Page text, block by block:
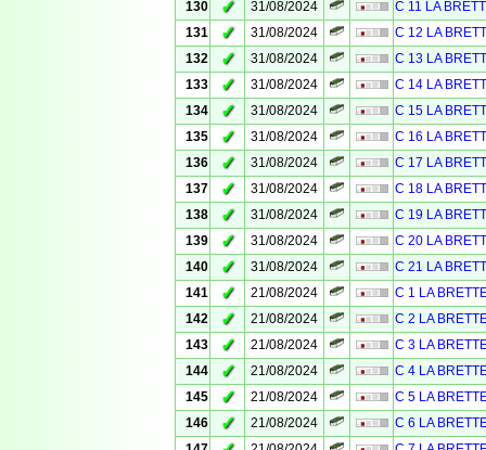
130 ✓ 31/08/2024
C 11 LA
131
✓ 31/08/2024
C 12 LA
132
✓ 31/08/2024
C 13 LA
133
✓ 31/08/2024
C 14 LA
134
✓ 31/08/2024
C 15 LA
135
✓ 31/08/2024
C 16 LA
136
✓ 31/08/2024
C 17 LA
137
✓ 31/08/2024
C 18 LA
138
✓ 31/08/2024
C 19 LA
139
✓ 31/08/2024
C 20 LA
140
✓ 31/08/2024
C 21 LA
141
✓ 21/08/2024
C 1 LA
142
✓ 21/08/2024
C 2 LA
143
✓ 21/08/2024
C 3 LA
144
✓ 21/08/2024
C 4 LA
145
✓ 21/08/2024
C 5 LA
146
✓ 21/08/2024
C 6 LA